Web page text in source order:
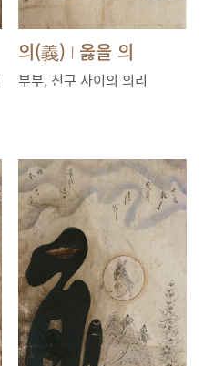
의(義) | 옳을 의
부부, 친구 사이의 의리